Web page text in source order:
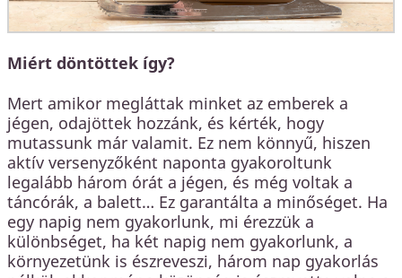
Miért döntöttek így?
Mert amikor megláttak minket az emberek a
jégen, odajöttek hozzánk, és kérték, hogy
mutassunk már valamit. Ez nem könnyű, hiszen
aktív versenyzőként naponta gyakoroltunk
legalább három órát a jégen, és még voltak a
táncórák, a balett… Ez garantálta a minőséget. Ha
egy napig nem gyakorlunk, mi érezzük a
különbséget, ha két napig nem gyakorlunk, a
környezetünk is észreveszi, három nap gyakorlás